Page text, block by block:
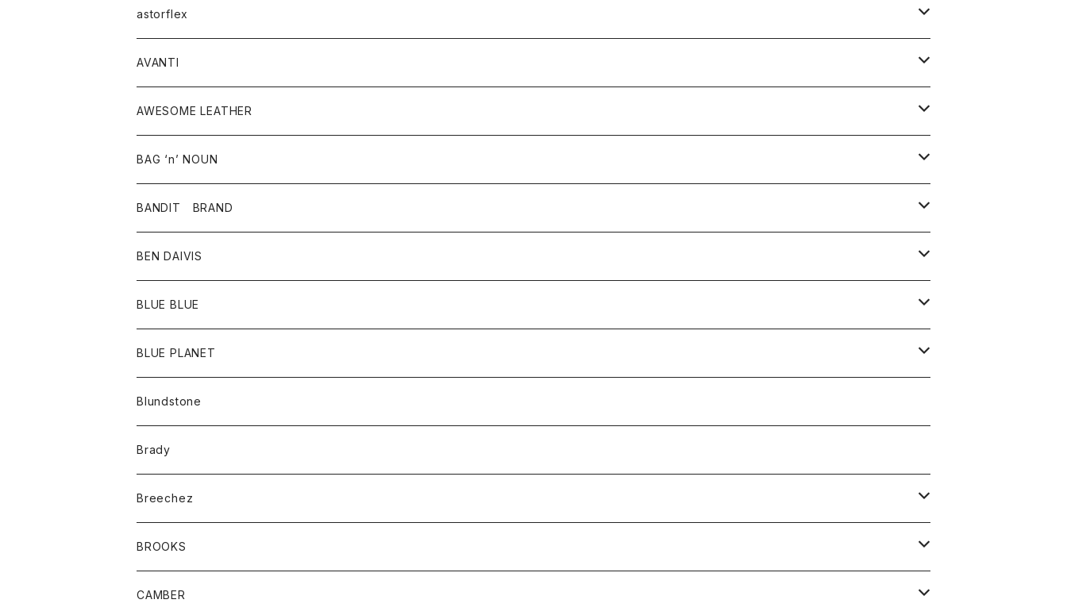
スカート
バッグ
シューズ
アクセサリー
その他雑貨
コート
ジャケット
トップス
ベスト
シャツ
ワンピース
ボトム
スカート
パンツ
グッズ
靴
アクセサリー
ウォレット
バッグ
astorflex
グッズ
靴
AVANTI
シャツ
AWESOME LEATHER
アウター
革ジャケット
BAG ‘n’ NOUN
アクセサリー
バッグ
ポーチ
BANDIT BRAND
トップス
Ｔシャツ
BEN DAIVIS
ポトム
パンツ
BLUE BLUE
アウター
カーディガン
コート
アクセサリー
バッグ
ベルト
キッズ
Tシャツ
グッズ
アンダーウェアー
カードホルダー
トップス
カーディガン
ボトム
BLUE PLANET
サングラス
Blundstone
Brady
Breechez
シャツ
BROOKS
グッズ
CAMBER